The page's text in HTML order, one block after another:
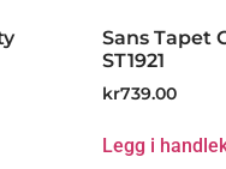
Sans Tapet
ST1921
kr739.00
Legg i